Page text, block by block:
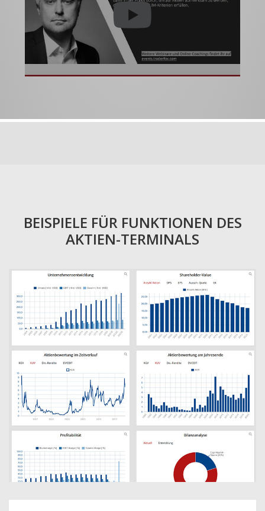
BEISPIELE FÜR FUNKTIONEN DES
AKTIEN-TERMINALS